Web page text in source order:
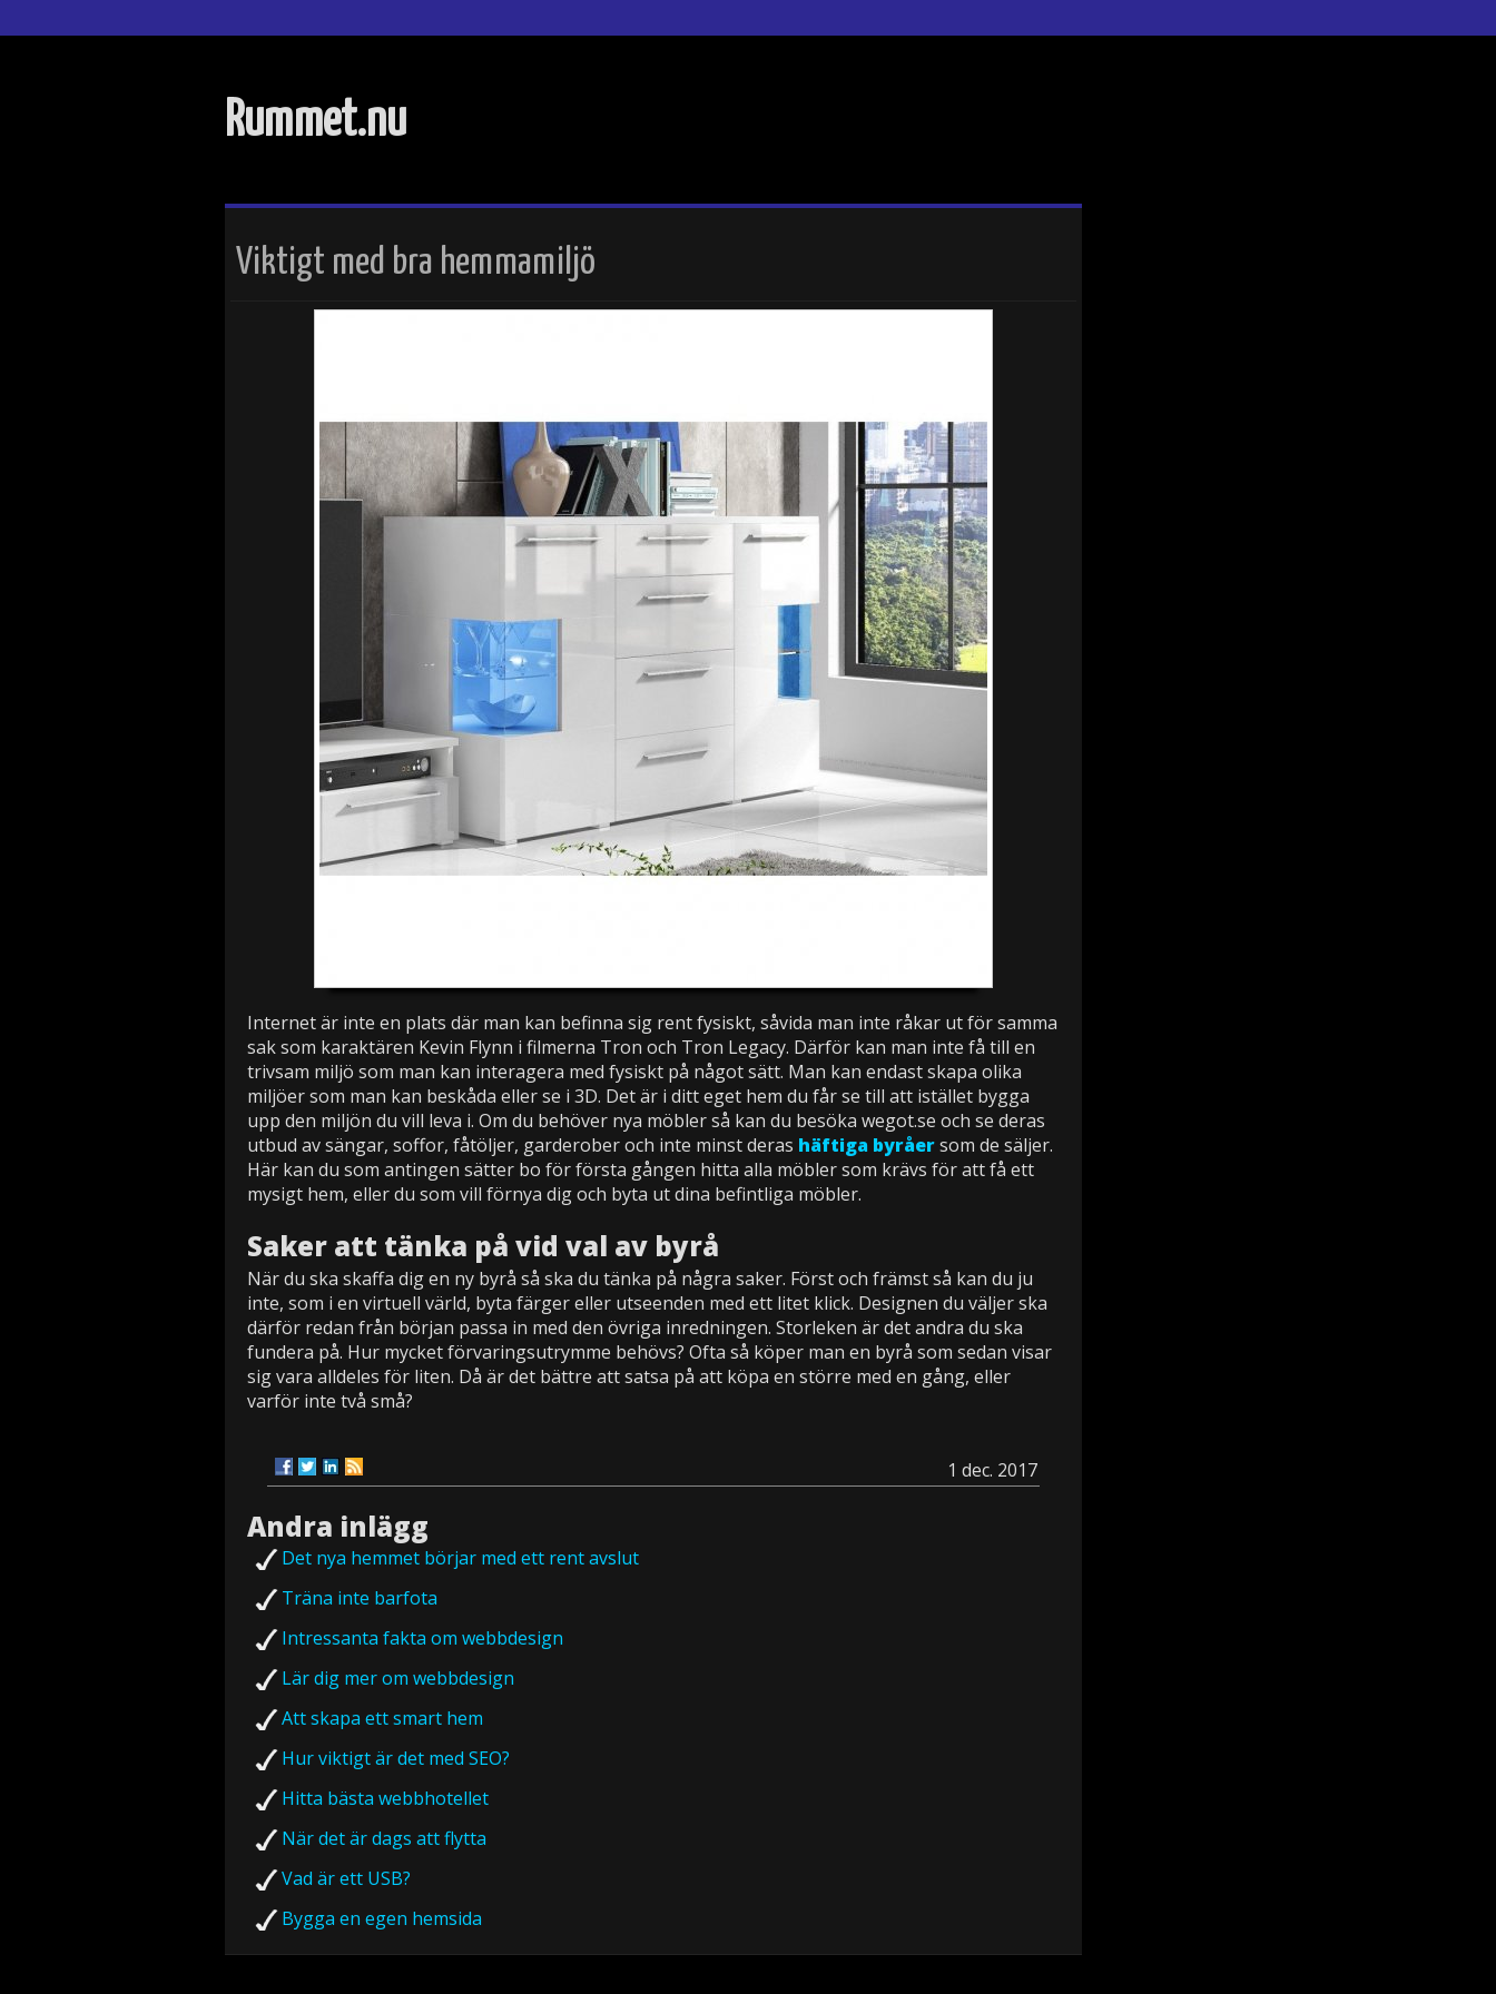
Rummet.nu
Viktigt med bra hemmamiljö
Internet är inte en plats där man kan befinna sig rent fysiskt, såvida man inte råkar ut för samma
sak som karaktären Kevin Flynn i filmerna Tron och Tron Legacy. Därför kan man inte få till en
trivsam miljö som man kan interagera med fysiskt på något sätt. Man kan endast skapa olika
miljöer som man kan beskåda eller se i 3D. Det är i ditt eget hem du får se till att istället bygga
upp den miljön du vill leva i. Om du behöver nya möbler så kan du besöka wegot.se och se deras
utbud av sängar, soffor, fåtöljer, garderober och inte minst deras häftiga byråersom de säljer.
Här kan du som antingen sätter bo för första gången hitta alla möbler som krävs för att få ett
mysigt hem, eller du som vill förnya dig och byta ut dina befintliga möbler.
Saker att tänka på vid val av byrå
När du ska skaffa dig en ny byrå så ska du tänka på några saker. Först och främst så kan du ju
inte, som i en virtuell värld, byta färger eller utseenden med ett litet klick. Designen du väljer ska
därför redan från början passa in med den övriga inredningen. Storleken är det andra du ska
fundera på. Hur mycket förvaringsutrymme behövs? Ofta så köper man en byrå som sedan visar
sig vara alldeles för liten. Då är det bättre att satsa på att köpa en större med en gång, eller
varför inte två små?
1 dec. 2017
Andra inlägg
Det nya hemmet börjar med ett rent avslut
Träna inte barfota
Intressanta fakta om webbdesign
Lär dig mer om webbdesign
Att skapa ett smart hem
Hur viktigt är det med SEO?
Hitta bästa webbhotellet
När det är dags att flytta
Vad är ett USB?
Bygga en egen hemsida